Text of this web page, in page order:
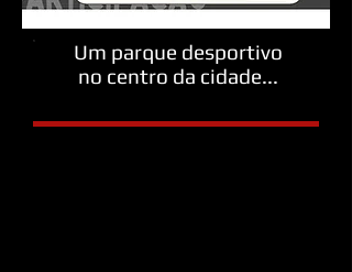
Um parque desportivo
no centro da cidade...